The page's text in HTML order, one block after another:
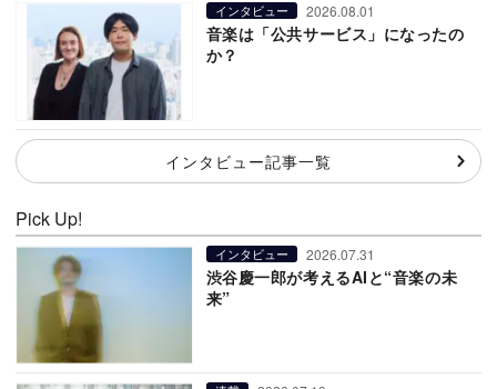
インタビュー 2026.08.01
音楽は「公共サービス」になったの
か？
インタビュー記事一覧
Pick Up!
インタビュー 2026.07.31
渋谷慶一郎が考えるAIと“音楽の未
来”